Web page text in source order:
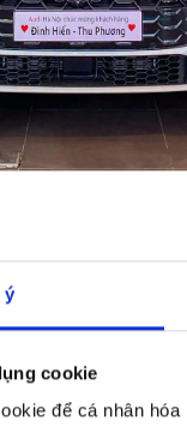
ý
cookie
để cá nhân